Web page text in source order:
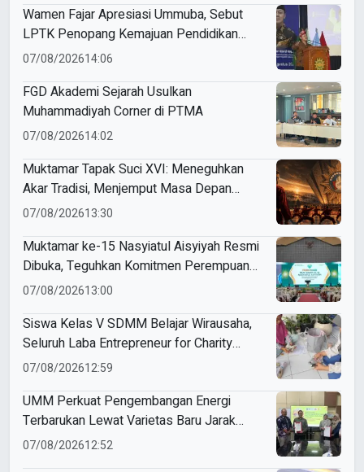
Wamen Fajar Apresiasi Ummuba, Sebut
LPTK Penopang Kemajuan Pendidikan
Indonesia
07/08/202614:06
FGD Akademi Sejarah Usulkan
Muhammadiyah Corner di PTMA
07/08/202614:02
Muktamar Tapak Suci XVI: Meneguhkan
Akar Tradisi, Menjemput Masa Depan
Mendunia
07/08/202613:30
Muktamar ke-15 Nasyiatul Aisyiyah Resmi
Dibuka, Teguhkan Komitmen Perempuan
Muda Berkemajuan
07/08/202613:00
Siswa Kelas V SDMM Belajar Wirausaha,
Seluruh Laba Entrepreneur for Charity
Didonasikan
07/08/202612:59
UMM Perkuat Pengembangan Energi
Terbarukan Lewat Varietas Baru Jarak
Pagar JCUMM5
07/08/202612:52